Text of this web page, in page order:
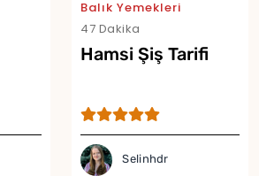
Balık Yemekleri
47 Dakika
Hamsi Şiş Tarifi
Selinhdr